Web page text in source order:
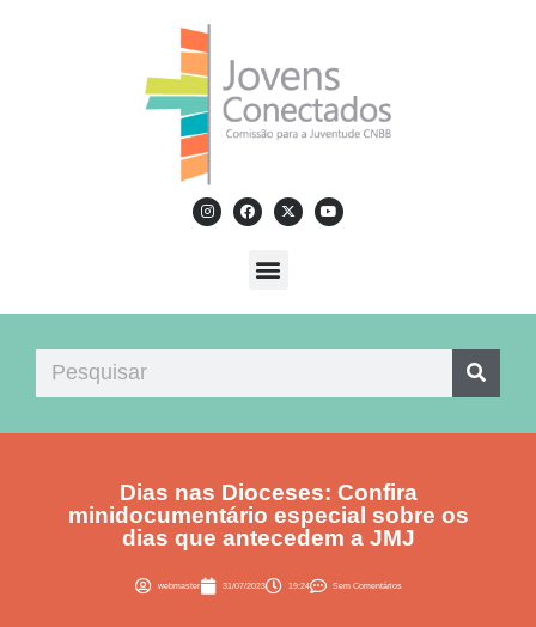
Dias nas Dioceses: Confira
minidocumentário especial sobre os
dias que antecedem a JMJ
webmaster 31/07/2023 19:24 Sem Comentários